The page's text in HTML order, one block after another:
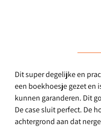
Dit super degelijke en
een boekhoesje gezet en
kunnen garanderen. Dit
De case sluit perfect. De
achtergrond aan dat